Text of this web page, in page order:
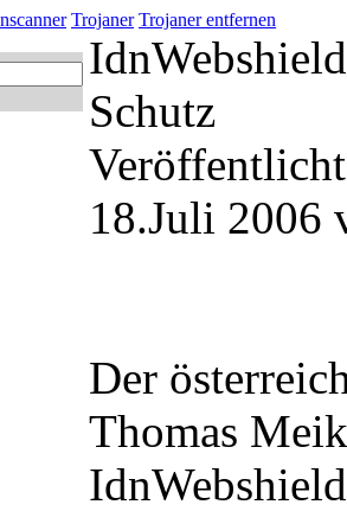
Trojaner Trojaner entfernen
Schutz
18.Juli 2006
Der
Thomas